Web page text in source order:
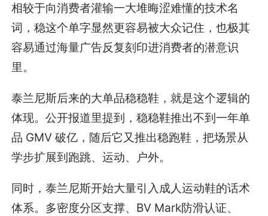
相较于向消费者灌输一大堆晦涩难懂的技术名
词，稳这个单字显然更容易被大众记住，也极其
容易通过海量广告反复刻印进消费者的潜意识
里。
泰兰尼斯后来的大单品稳稳鞋，就是这个逻辑的
体现。公开报道里提到，稳稳鞋推出不到一年单
品 GMV 破亿，随后它又推出稳跑鞋，把场景从
学步扩展到跑跳、运动、户外。
同时，泰兰尼斯开始大量引入成人运动鞋的话术
体系。多密度分区支撑、BV Mark防滑认证、